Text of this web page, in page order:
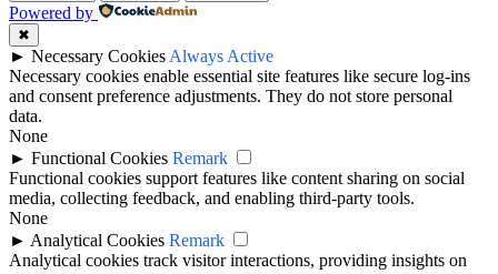
Powered by
✖
► Necessary Cookies Always Active
Necessary cookies enable essential site features like secure log-ins
and consent preference adjustments. They do not store personal
data.
None
► Functional Cookies Remark
Functional cookies support features like content sharing on social
media, collecting feedback, and enabling third-party tools.
None
► Analytical Cookies Remark
Analytical cookies track visitor interactions, providing insights on